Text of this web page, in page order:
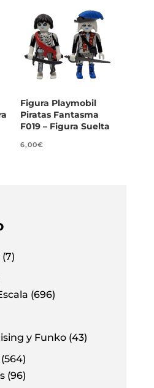
(7)
(696)
y Funko (43)
(564)
(96)
Figura Playmobil
Piratas Fantasma
F019 – Figura Suelta
6,00€